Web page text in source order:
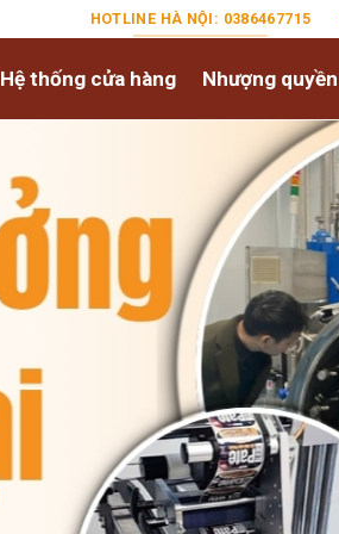
HOTLINE HÀ NỘI: 0386467715
Hệ thống cửa hàng Nhượng quyền